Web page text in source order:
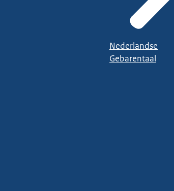
Nederlandse
Gebarentaal